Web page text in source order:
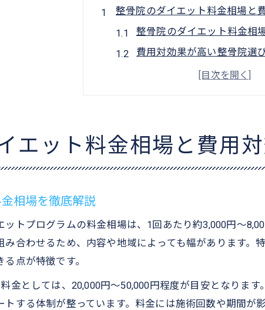
整骨院のダイエット料金相場と
整骨院のダイエット料金相
費用対効果が高い整骨院選
整骨院ダイエットの総額と
骨盤矯正やEMS施術で痩せやす
整骨院の骨盤矯正で痩せや
ダイエット整体で体のバラ
整骨院で内臓機能と血流改
整骨院で10キロ減量を現実
無理なく健康的に痩せる整
エット料金相場と費用
相場を徹底解説
トプログラムの料金相場は、1回あたり約3,000円～
み合わせるため、内容や地域によっても幅があります。
点が特徴です。
金としては、20,000円～50,000円程度が目安となりま
する体制が整っています。料金には施術回数や期間が